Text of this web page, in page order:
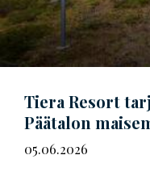
Tiera Resort
Päätalon
05.06.2026